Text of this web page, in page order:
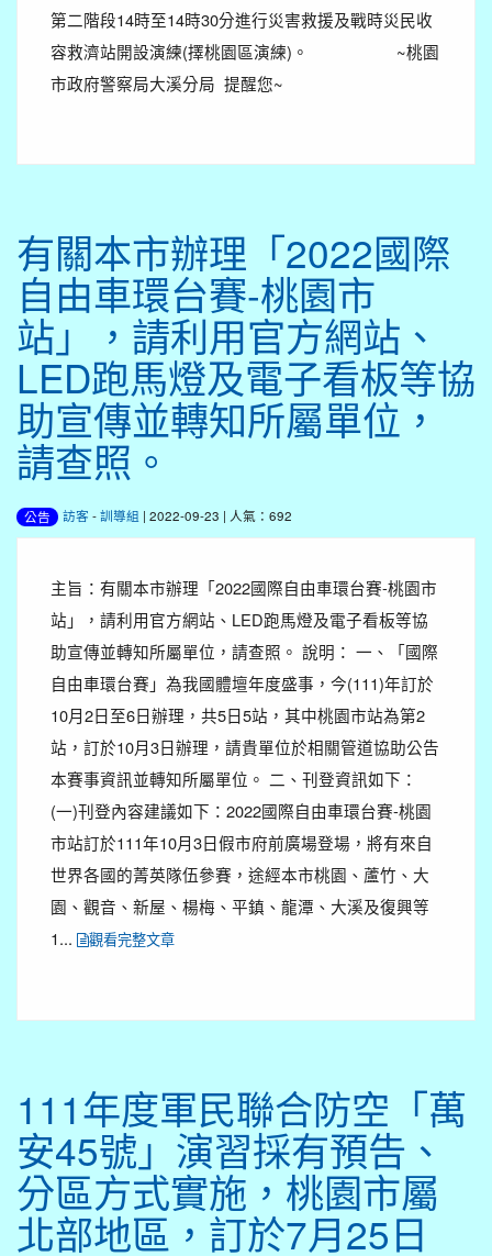
第二階段14時至14時30分進行災害救援及戰時災民收
容救濟站開設演練(擇桃園區演練)。 ~桃園
市政府警察局大溪分局 提醒您~
有關本市辦理「2022國際
自由車環台賽-桃園市
站」，請利用官方網站、
LED跑馬燈及電子看板等協
助宣傳並轉知所屬單位，
請查照。
公告 訪客 -訓導組 | 2022-09-23 | 人氣：692
主旨：有關本市辦理「2022國際自由車環台賽-桃園市
站」，請利用官方網站、LED跑馬燈及電子看板等協
助宣傳並轉知所屬單位，請查照。 說明： 一、「國際
自由車環台賽」為我國體壇年度盛事，今(111)年訂於
10月2日至6日辦理，共5日5站，其中桃園市站為第2
站，訂於10月3日辦理，請貴單位於相關管道協助公告
本賽事資訊並轉知所屬單位。 二、刊登資訊如下：
(一)刊登內容建議如下：2022國際自由車環台賽-桃園
市站訂於111年10月3日假市府前廣場登場，將有來自
世界各國的菁英隊伍參賽，途經本市桃園、蘆竹、大
園、觀音、新屋、楊梅、平鎮、龍潭、大溪及復興等
1...
觀看完整文章
111年度軍民聯合防空「萬
安45號」演習採有預告、
分區方式實施，桃園市屬
北部地區，訂於7月25日